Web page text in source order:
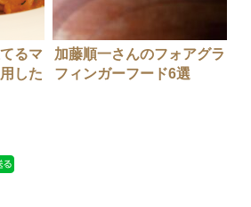
るマ
した
加藤順一さんのフォアグラ
フィンガーフード6選